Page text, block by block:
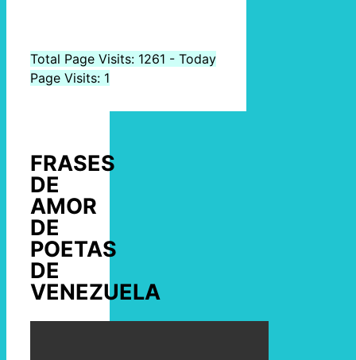
Total Page Visits: 1261 - Today
Page Visits: 1
FRASES
DE
AMOR
DE
POETAS
DE
VENEZUELA